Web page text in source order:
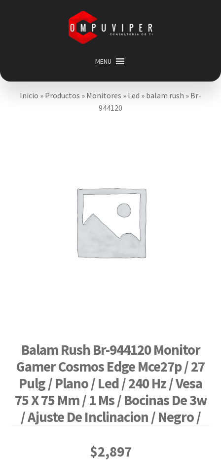
Saltar
navegación
contenido
MENU
Inicio
Categorias
Expandir
Inicio » Productos » Monitores » Led » balam rush » Br-
944120
Balam Rush Br-944120 Monitor
Gamer Cosmos Edge Mce27p / 27
Pulg / Plano / Led / 240 Hz / Vesa
75 X 75 Mm / 1 Ms / Bocinas De 3w
/ Ajuste De Inclinacion / Negro /
$2,897